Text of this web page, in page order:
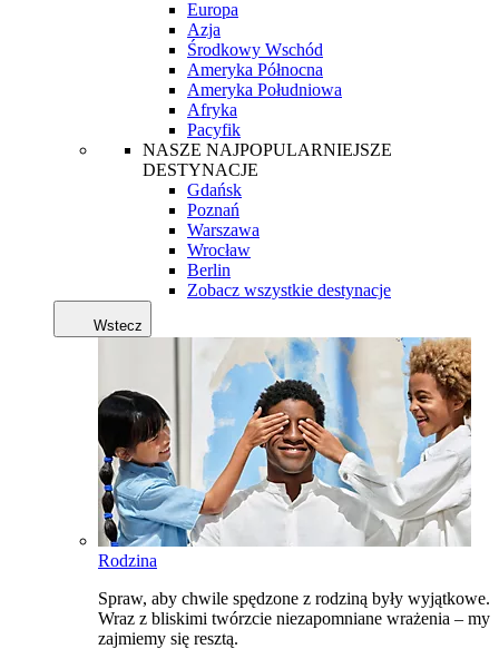
Europa
Azja
Środkowy Wschód
Ameryka Północna
Ameryka Południowa
Afryka
Pacyfik
NASZE NAJPOPULARNIEJSZE
DESTYNACJE
Gdańsk
Poznań
Warszawa
Wrocław
Berlin
Zobacz wszystkie destynacje
Wstecz
Rodzina
Spraw, aby chwile spędzone z rodziną były wyjątkowe.
Wraz z bliskimi twórzcie niezapomniane wrażenia – my
zajmiemy się resztą.